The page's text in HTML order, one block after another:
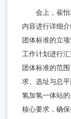
会上，崔
内容进行详细
团体标准的立
工作计划进行
团体标准的范
求、选址与总
氢加氢一体站
核心要求，确